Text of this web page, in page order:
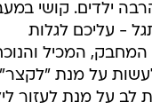
ילדים. קושי
- עליכם לגלות
המכיל
על מנת "לקצר"
על מנת לעזור